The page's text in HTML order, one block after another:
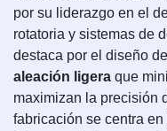
por su liderazgo en el
rotatoria y sistemas de
destaca por el diseño
aleación ligera que
maximizan la precisión
fabricación se centra